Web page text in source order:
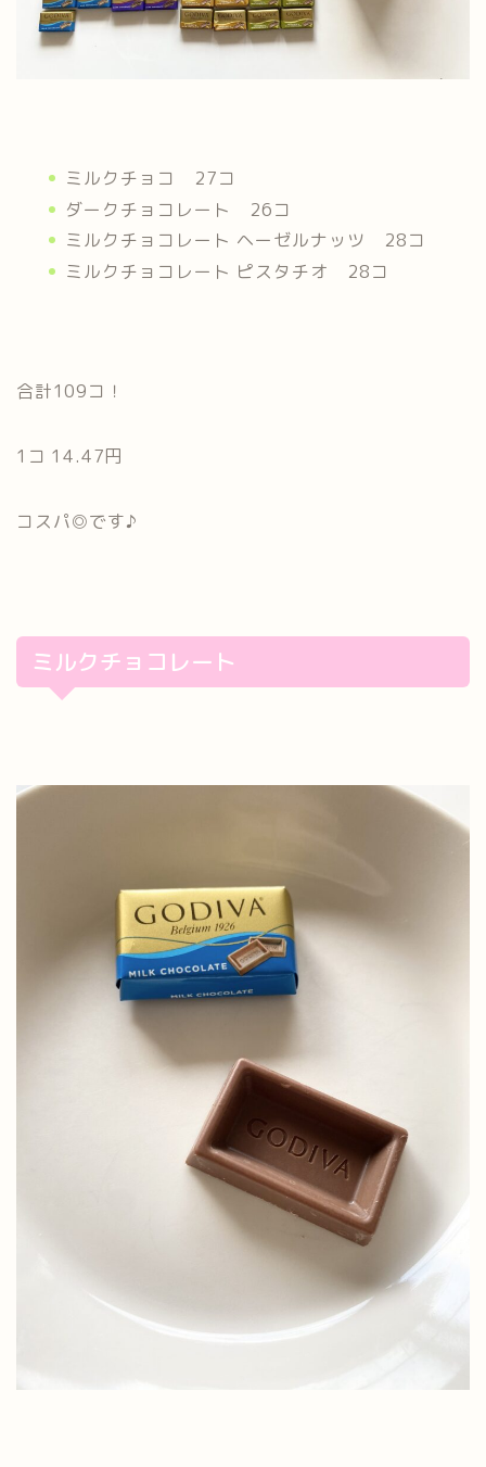
ミルクチョコ 27コ
ダークチョコレート 26コ
ミルクチョコレート ヘーゼルナッツ 28コ
ミルクチョコレート ピスタチオ 28コ
合計109コ！
1コ 14.47円
コスパ◎です♪
ミルクチョコレート